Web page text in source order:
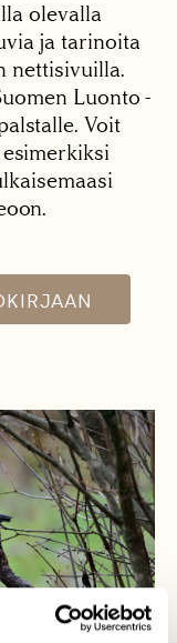
olevalla
ja tarinoita
nettisivuilla.
Luonto -
Voit